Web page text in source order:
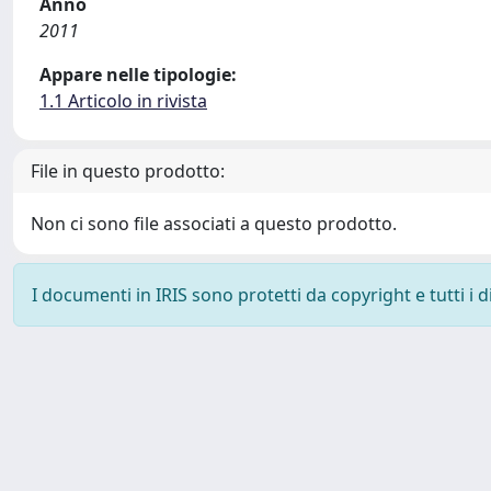
2011
Appare nelle tipologie:
1.1 Articolo in rivista
File in questo prodotto:
Non ci sono file associati a questo prodotto.
I documenti in IRIS sono protetti da copyright e tutti i